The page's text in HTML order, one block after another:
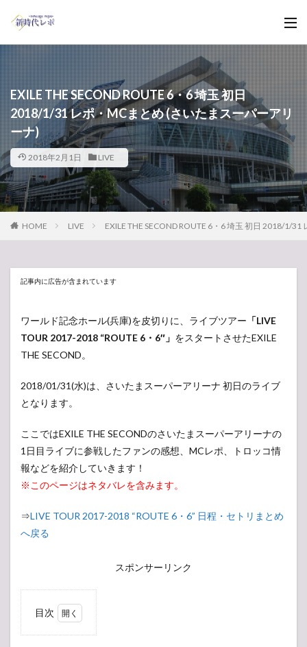
EXILE THE SECOND ROUTE 6・6 埼玉 初日
2018/1/31 レポ・MCまとめ (さいたまスーパーアリ
ーナ)
2018年2月1日 LIVE
HOME LIVE EXILE THE SECOND ROUTE 6・6 埼玉 初日 2018/1/
記事内に広告が含まれています
ワールド記念ホール(兵庫)を皮切りに、ライブツアー 「LIVE
TOUR 2017-2018 “ROUTE 6・6″」 をスタートさせたEXILE
THE SECOND。
2018/01/31(水)は、さいたまスーパーアリーナ 初日のライブ
となります。
ここではEXILE THE SECONDのさいたまスーパーアリーナの
1日目ライブに参戦したファンの感想、MCレポ、トロッコ情
報などを紹介していきます！
※このページはネタバレを含みます。
⇒LIVE TOUR 2017-2018 “ROUTE 6・6” 日程・セトリまとめ
へ戻る
スポンサーリンク
目次